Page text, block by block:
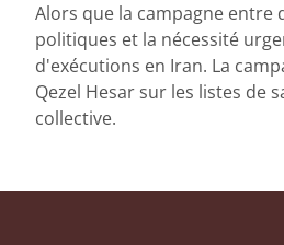
Alors que la campagne entre
politiques et la nécessité
d'exécutions en Iran. La
Qezel Hesar sur les listes de
collective.